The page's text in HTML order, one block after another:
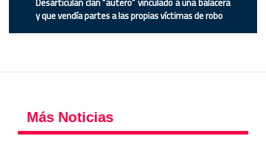
y que vendía partes a las propias víctimas de robo
Más Noticias